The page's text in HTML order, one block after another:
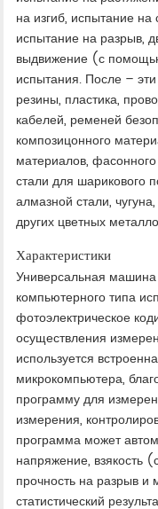
на изгиб, испытание
испытание на разрыв,
выдвижение (с
испытания. После –
резины, пластика,
кабелей, ременей
композицонного
материалов,
стали для шарикового
алмазной стали,
других цветных
Характеристики
Универсальная
компьютерного типа
фотоэлектрическое
осуществления
используется
микрокомпьютера,
программу для
измерения,
программа может
напряжение, взякость
прочность на разрыв и
статистический